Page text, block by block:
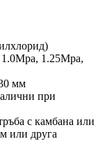
1.25Mpa,
мм
при
с камбана или
или друга